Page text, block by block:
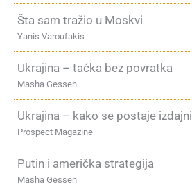
Šta sam tražio u Moskvi
Yanis Varoufakis
Ukrajina – tačka bez povratka
Masha Gessen
Ukrajina – kako se postaje
Prospect Magazine
Putin i američka strategija
Masha Gessen